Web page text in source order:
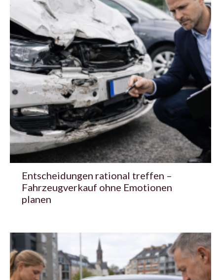
Entscheidungen rational treffen –
Fahrzeugverkauf ohne Emotionen
planen